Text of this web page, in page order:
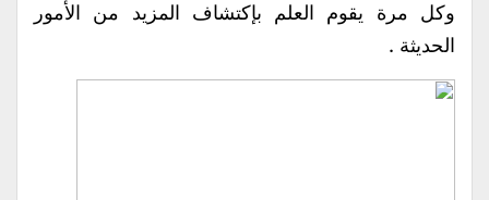
وكل مرة يقوم العلم بإكتشاف المزيد من الأمور
الحديثة .